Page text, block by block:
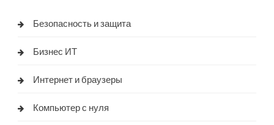
Безопасность и защита
Бизнес ИТ
Интернет и браузеры
Компьютер с нуля